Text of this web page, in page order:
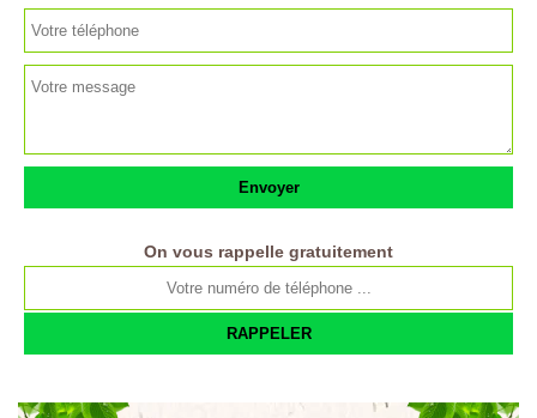
On vous rappelle gratuitement